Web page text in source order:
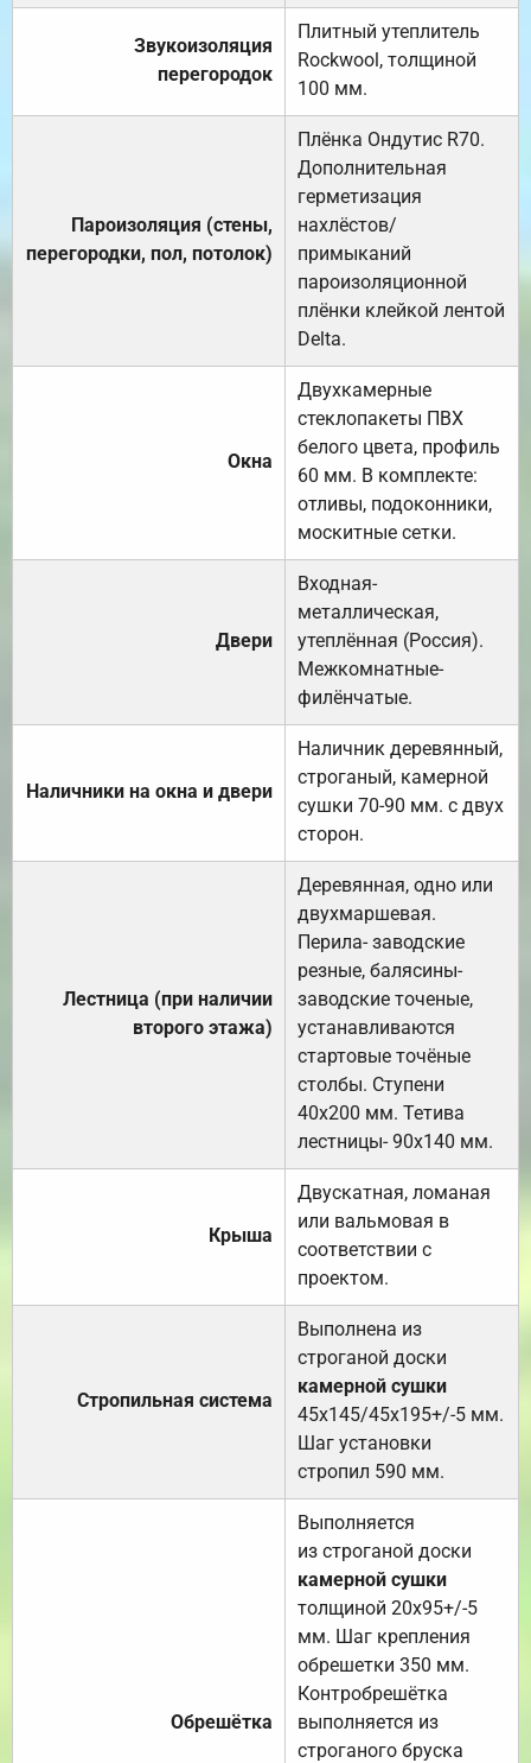
Звукоизоляция
перегородок
Плитный утеплитель
Rockwool, толщиной
100 мм.
Пароизоляция (стены,
перегородки, пол, потолок)
Плёнка Ондутис R70.
Дополнительная
герметизация
нахлёстов/
примыканий
пароизоляционной
плёнки клейкой лентой
Delta.
Окна
Двухкамерные
стеклопакеты ПВХ
белого цвета, профиль
60 мм. В комплекте:
отливы, подоконники,
москитные сетки.
Двери
Входная-
металлическая,
утеплённая (Россия).
Межкомнатные-
филёнчатые.
Наличники на окна и двери
Наличник деревянный,
строганый, камерной
сушки 70-90 мм. с двух
сторон.
Лестница (при наличии
второго этажа)
Деревянная, одно или
двухмаршевая.
Перила- заводские
резные, балясины-
заводские точеные,
устанавливаются
стартовые точёные
столбы. Ступени
40х200 мм. Тетива
лестницы- 90х140 мм.
Крыша
Двускатная, ломаная
или вальмовая в
соответствии с
проектом.
Стропильная система
Выполнена из
строганой доски
камерной сушки
45х145/45х195+/-5 мм.
Шаг установки
стропил 590 мм.
Обрешётка
Выполняется
из строганой доски
камерной сушки
толщиной 20х95+/-5
мм. Шаг крепления
обрешетки 350 мм.
Контробрешётка
выполняется из
строганого бруска